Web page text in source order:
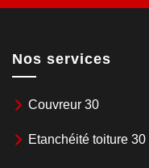
Nos services
Couvreur 30
Etanchéité toiture 30